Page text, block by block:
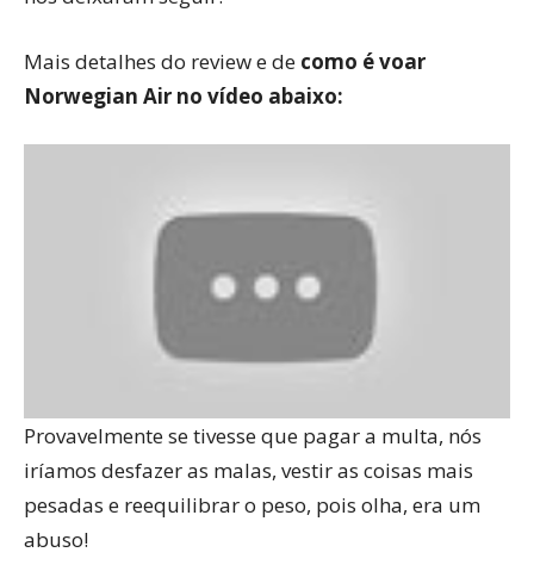
Mais detalhes do review e de como é voar
Norwegian Air no vídeo abaixo:
Provavelmente se tivesse que pagar a multa, nós
iríamos desfazer as malas, vestir as coisas mais
pesadas e reequilibrar o peso, pois olha, era um
abuso!